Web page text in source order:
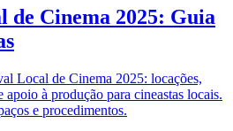
de Cinema 2025: Guia
Local de Cinema 2025: locações,
à produção para cineastas locais.
e procedimentos.